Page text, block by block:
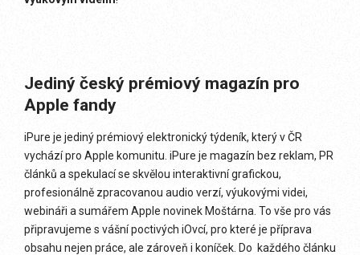
Jediný český prémiový magazín pro
Apple fandy
iPure je jediný prémiový elektronický týdeník, který v ČR
vychází pro Apple komunitu. iPure je magazín bez reklam, PR
článků a spekulací se skvělou interaktivní grafickou,
profesionálně zpracovanou audio verzí, výukovými videi,
webináři a sumářem Apple novinek Moštárna. To vše pro vás
připravujeme s vášní poctivých iOvcí, pro které je příprava
obsahu nejen práce, ale zároveň i koníček. Do každého článku